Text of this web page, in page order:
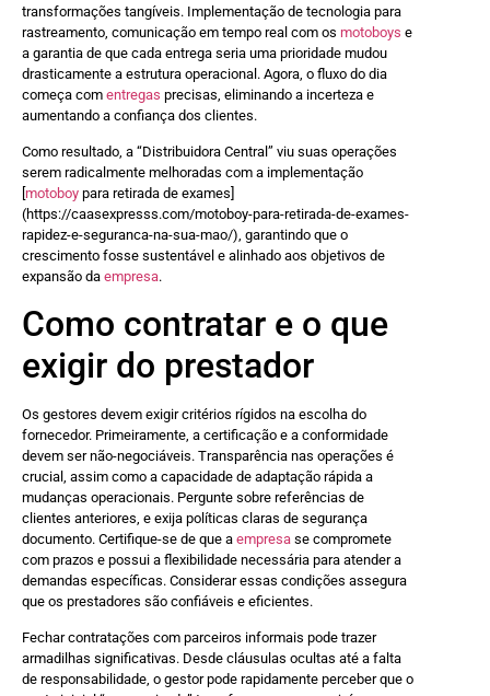
transformações tangíveis. Implementação de tecnologia para
rastreamento, comunicação em tempo real com os motoboys e
a garantia de que cada entrega seria uma prioridade mudou
drasticamente a estrutura operacional. Agora, o fluxo do dia
começa com entregas precisas, eliminando a incerteza e
aumentando a confiança dos clientes.
Como resultado, a “Distribuidora Central” viu suas operações
serem radicalmente melhoradas com a implementação
motoboy para retirada de exames]
(https://caasexpresss.com/motoboy-para-retirada-de-exames-
rapidez-e-seguranca-na-sua-mao/), garantindo que o
crescimento fosse sustentável e alinhado aos objetivos de
expansão da empresa.
Como contratar e o que
exigir do prestador
Os gestores devem exigir critérios rígidos na escolha do
fornecedor. Primeiramente, a certificação e a conformidade
devem ser não-negociáveis. Transparência nas operações é
crucial, assim como a capacidade de adaptação rápida a
mudanças operacionais. Pergunte sobre referências de
clientes anteriores, e exija políticas claras de segurança
documento. Certifique-se de que a empresa se compromete
com prazos e possui a flexibilidade necessária para atender a
demandas específicas. Considerar essas condições assegura
que os prestadores são confiáveis e eficientes.
Fechar contratações com parceiros informais pode trazer
armadilhas significativas. Desde cláusulas ocultas até a falta
de responsabilidade, o gestor pode rapidamente perceber que o